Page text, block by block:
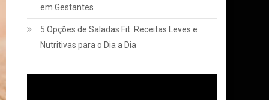
em Gestantes
5 Opções de Saladas Fit: Receitas Leves e
Nutritivas para o Dia a Dia